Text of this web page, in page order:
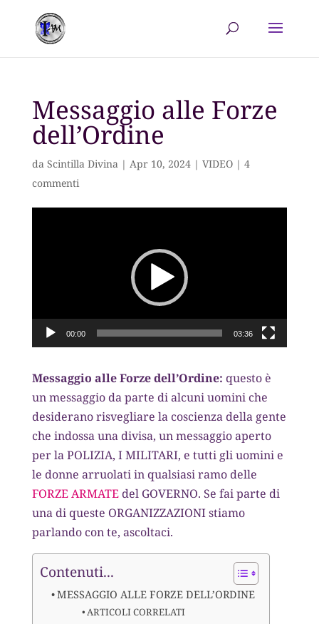
Messaggio alle Forze
dell’Ordine
da Scintilla Divina| Apr 10, 2024| VIDEO| 4
commenti
00:00 03:36
Messaggio alle Forze dell’Ordine: questo è
un messaggio da parte di alcuni uomini che
desiderano risvegliare la coscienza della gente
che indossa una divisa, un messaggio aperto
per la POLIZIA, I MILITARI, e tutti gli uomini e
le donne arruolati in qualsiasi ramo delle
FORZE ARMATEdel GOVERNO. Se fai parte di
una di queste ORGANIZZAZIONI stiamo
parlando con te, ascoltaci.
Contenuti...
MESSAGGIO ALLE FORZE DELL’ORDINE
ARTICOLI CORRELATI